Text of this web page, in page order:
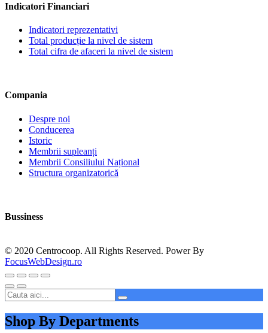
Indicatori Financiari
Indicatori reprezentativi
Total producție la nivel de sistem
Total cifra de afaceri la nivel de sistem
Compania
Despre noi
Conducerea
Istoric
Membrii supleanți
Membrii Consiliului Național
Structura organizatorică
Bussiness
© 2020 Centrocoop. All Rights Reserved. Power By
FocusWebDesign.ro
Shop By Departments